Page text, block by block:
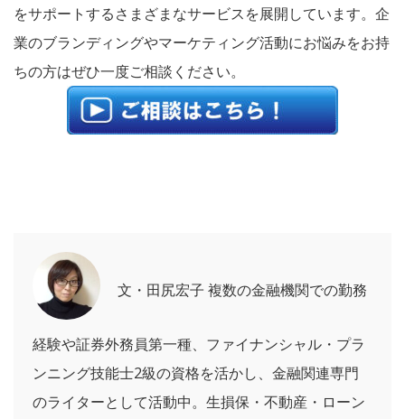
をサポートするさまざまなサービスを展開しています。企
業のブランディングやマーケティング活動にお悩みをお持
ちの方はぜひ一度ご相談ください。
文・田尻宏子 複数の金融機関での勤務
経験や証券外務員第一種、ファイナンシャル・プラ
ンニング技能士2級の資格を活かし、金融関連専門
のライターとして活動中。生損保・不動産・ローン